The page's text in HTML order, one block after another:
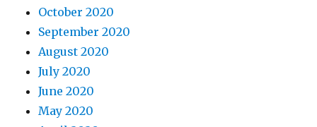
October 2020
September 2020
August 2020
July 2020
June 2020
May 2020